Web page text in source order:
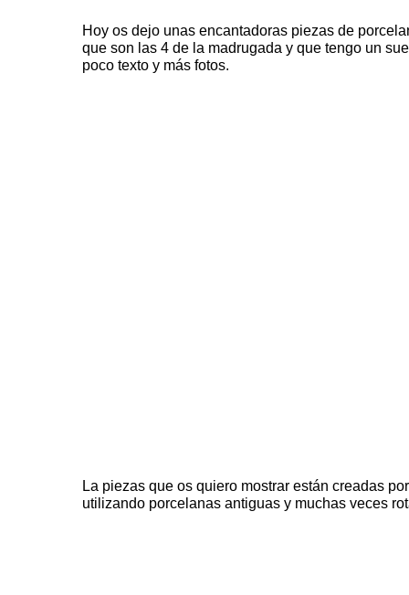
Hoy os dejo unas encantadoras piezas de
que son las 4 de la madrugada y que tengo un
poco texto y más fotos.
La piezas que os quiero mostrar están creadas
utilizando porcelanas antiguas y muchas veces